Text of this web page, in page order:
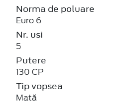
Norma de poluare
Euro 6
Nr. usi
5
Putere
130 CP
Tip vopsea
Mată